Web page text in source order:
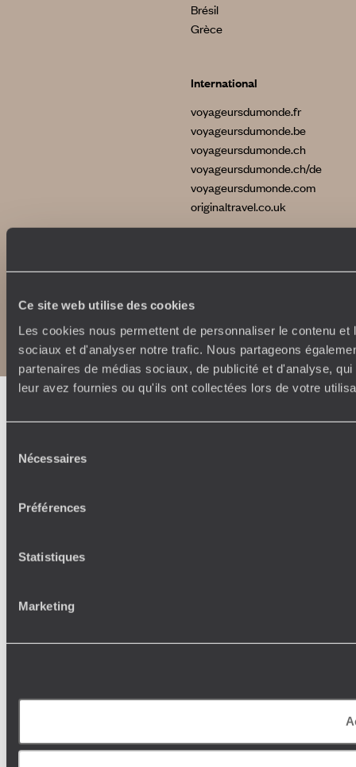
Ce site web utilise des cookies
Les cookies nous permettent de personnaliser le contenu
sociaux et d'analyser notre trafic. Nous partageons
partenaires de médias sociaux, de publicité et d'analyse,
leur avez fournies ou qu'ils ont collectées lors de votre
Nécessaires
Préférences
Statistiques
Marketing
Brésil
Grèce
International
voyageursdumonde.fr
voyageursdumonde.be
voyageursdumonde.ch
voyageursdumonde.ch/de
voyageursdumonde.com
originaltravel.co.uk
CopyrightsPlan du site
Politique de confidentialité et de Cookies
Notice légale et CGU